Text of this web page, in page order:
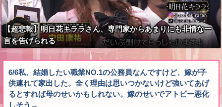
【超悲報】明日花キララさん、専門家からあまりにも非情な一
言を告げられる
6/6私、結婚したい職業NO.1の公務員なんですけど、嫁が子
供連れて家出した。全く理由は思いつかないけど強いてあげ
るとすれば母のせいかもしれない。嫁のせいでアトピー悪化
しそう→